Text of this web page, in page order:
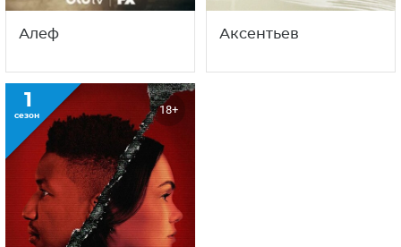
Алеф Аксентьев
1
сезон 18+